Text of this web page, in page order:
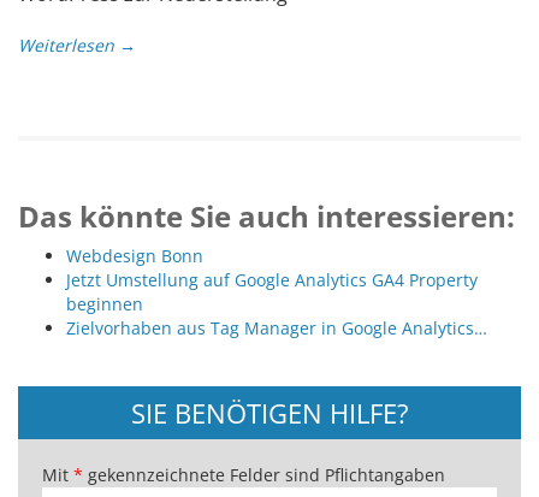
Weiterlesen →
Das könnte Sie auch interessieren:
Webdesign Bonn
Jetzt Umstellung auf Google Analytics GA4 Property
beginnen
Zielvorhaben aus Tag Manager in Google Analytics…
SIE BENÖTIGEN HILFE?
Mit * gekennzeichnete Felder sind Pflichtangaben